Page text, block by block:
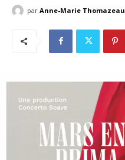
par Anne-Marie Thomazeau